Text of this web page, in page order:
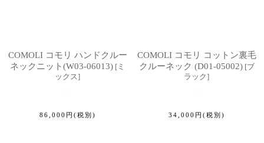
COMOLI コモリ ハンドクルー
ネックニット(W03-06013) [ ミ
ックス]
86,000 円 (税別)
COMOLI コモリ コットン裏毛
クルーネック (D01-05002) [ブ
ラック]
34,000 円 (税別)